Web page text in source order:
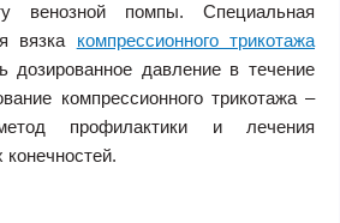
венозной помпы. Специальная
вязка компрессионного трикотажа
дозированное давление в течение
компрессионного трикотажа –
профилактики и лечения